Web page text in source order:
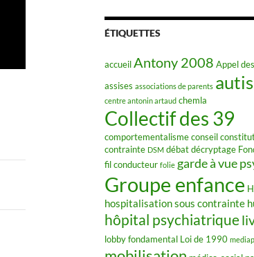
b
o
ÉTIQUETTES
accueilAntony 2008 Appel
assises associations de parents
centre antonin artaud chemla
Collectif des 39
comportementalismeconseil
contrainte DSM débatdécryptage
fil conducteur folie garde à vue
Groupe enfance
hospitalisation sous contrainte
hôpital psychiatrique
lobby fondamental Loi de 1990